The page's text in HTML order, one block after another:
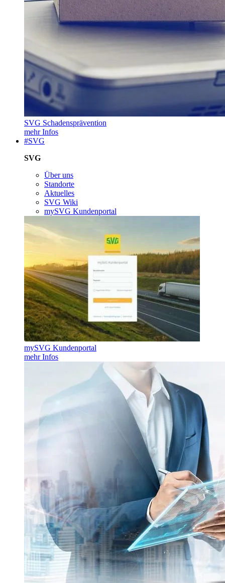
SVG Schadensprävention
mehr Infos
#SVG
SVG
Über uns
Standorte
Aktuelles
SVG Wiki
mySVG Kundenportal
mySVG Kundenportal
mehr Infos